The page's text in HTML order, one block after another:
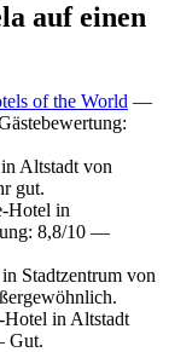
auf einen
of the World —
Altstadt von
gut.
Hotel in
8,8/10 —
Stadtzentrum von
in Altstadt
Gut.